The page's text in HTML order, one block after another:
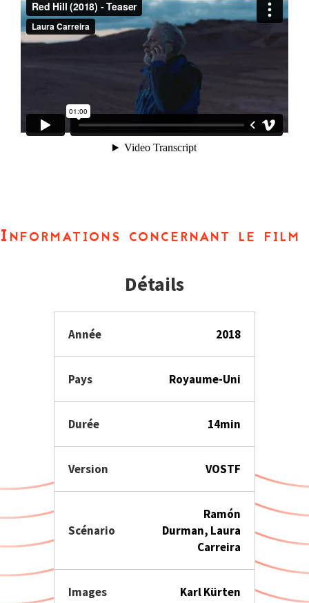
Informations concernant le film
Détails
Année 2018
Pays Royaume-Uni
Durée 14min
Version VOSTF
Scénario
Ramón
Durman, Laura
Carreira
Images Karl Kürten